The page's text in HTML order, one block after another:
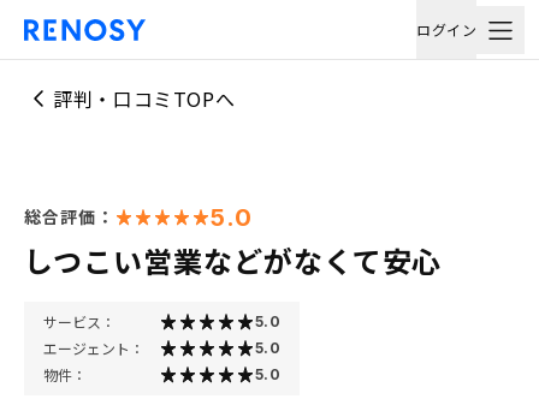
ログイン
評判・口コミTOPへ
総合評価： 5.0
しつこい営業などがなくて安心
サービス： 5.0
エージェント： 5.0
物件： 5.0